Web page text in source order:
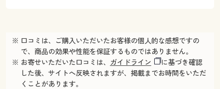
※ 口コミは、ご購入いただいたお客様の個人的な感想ですの
で、商品の効果や性能を保証するものではありません。
※ お寄せいただいた口コミは、
ガイドライン
に基づき確認
した後、サイトへ反映されますが、掲載までお時間をいただ
くことがあります。